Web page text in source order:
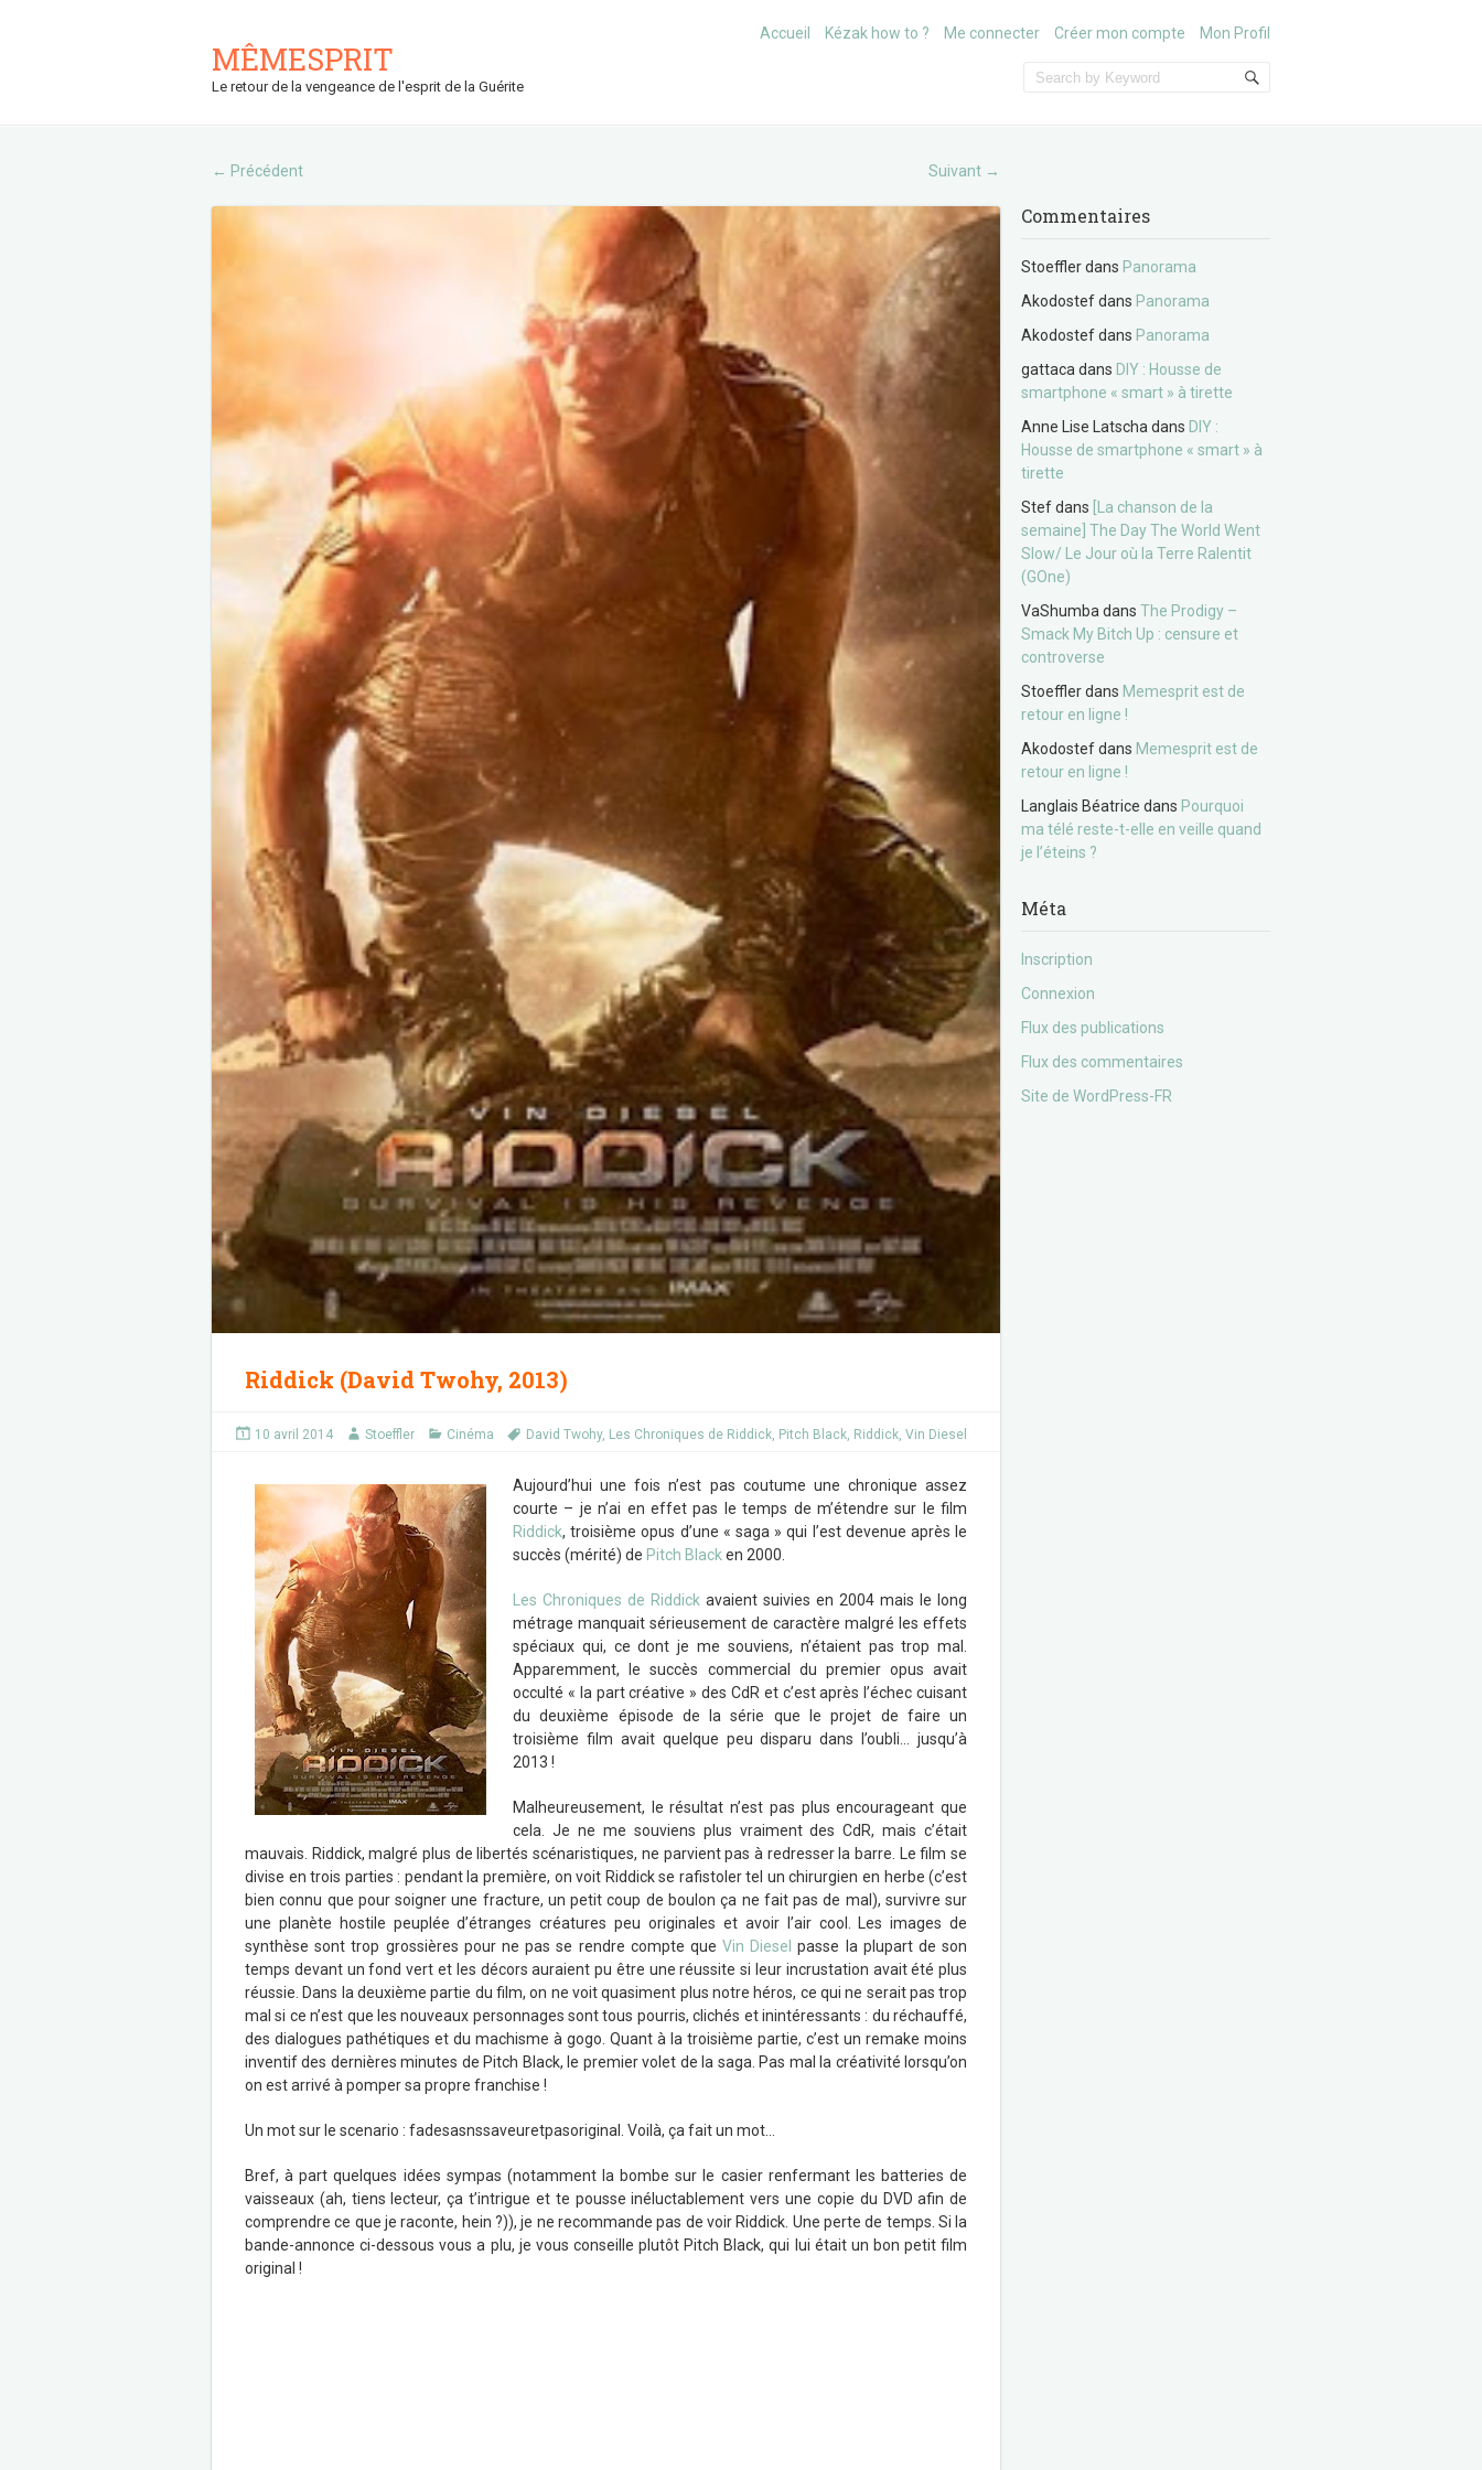
MÊMESPRIT
Le retour de la vengeance de l'esprit de la Guérite
Accueil Kézak how to ? Me connecter Créer mon compte Mon Profil
← Précédent Suivant →
Riddick (David Twohy, 2013)
10 avril 2014 Stoeffler Cinéma David Twohy, Les Chroniques de Riddick Pitch Black Riddick Vin Diesel
Aujourd’hui une fois n’est pas coutume une chronique assez
courte – je n’ai en effet pas le temps de m’étendre sur le film
Riddick, troisième opus d’une « saga » qui l’est devenue après le
succès (mérité) de Pitch Black en 2000.
Les Chroniques de Riddick avaient suivies en 2004 mais le long
métrage manquait sérieusement de caractère malgré les effets
spéciaux qui, ce dont je me souviens, n’étaient pas trop mal.
Apparemment, le succès commercial du premier opus avait
occulté « la part créative » des CdR et c’est après l’échec cuisant
du deuxième épisode de la série que le projet de faire un
troisième film avait quelque peu disparu dans l’oubli… jusqu’à
2013 !
Malheureusement, le résultat n’est pas plus encourageant que
cela. Je ne me souviens plus vraiment des CdR, mais c’était
mauvais. Riddick, malgré plus de libertés scénaristiques, ne parvient pas à redresser la barre. Le film se
divise en trois parties : pendant la première, on voit Riddick se rafistoler tel un chirurgien en herbe (c’est
bien connu que pour soigner une fracture, un petit coup de boulon ça ne fait pas de mal), survivre sur
une planète hostile peuplée d’étranges créatures peu originales et avoir l’air cool. Les images de
synthèse sont trop grossières pour ne pas se rendre compte queVin Diesel passe la plupart de son
temps devant un fond vert et les décors auraient pu être une réussite si leur incrustation avait été plus
réussie. Dans la deuxième partie du film, on ne voit quasiment plus notre héros, ce qui ne serait pas trop
mal si ce n’est que les nouveaux personnages sont tous pourris, clichés et inintéressants : du réchauffé,
des dialogues pathétiques et du machisme à gogo. Quant à la troisième partie, c’est un remake moins
inventif des dernières minutes de Pitch Black, le premier volet de la saga. Pas mal la créativité lorsqu’on
on est arrivé à pomper sa propre franchise !
Un mot sur le scenario : fadesasnssaveuretpasoriginal. Voilà, ça fait un mot…
Bref, à part quelques idées sympas (notamment la bombe sur le casier renfermant les batteries de
vaisseaux (ah, tiens lecteur, ça t’intrigue et te pousse inéluctablement vers une copie du DVD afin de
comprendre ce que je raconte, hein ?)), je ne recommande pas de voir Riddick. Une perte de temps. Si la
bande-annonce ci-dessous vous a plu, je vous conseille plutôt Pitch Black, qui lui était un bon petit film
original !
Commentaires
Stoefflerdans Panorama
Akodostefdans Panorama
Akodostefdans Panorama
gattaca dans DIY : Housse de
smartphone « smart » à tirette
Anne Lise Latscha dans DIY :
Housse de smartphone « smart » à
tirette
Stefdans
[La chanson de la
semaine] The Day The World Went
Slow/ Le Jour où la Terre Ralentit
(GOne)
VaShumba dansThe Prodigy –
Smack My Bitch Up : censure et
controverse
Stoefflerdans Memesprit est de
retour en ligne !
Akodostefdans Memesprit est de
retour en ligne !
Langlais Béatrice dans Pourquoi
ma télé reste-t-elle en veille quand
je l’éteins ?
Méta
Inscription
Connexion
Flux des publications
Flux des commentaires
Site de WordPress-FR